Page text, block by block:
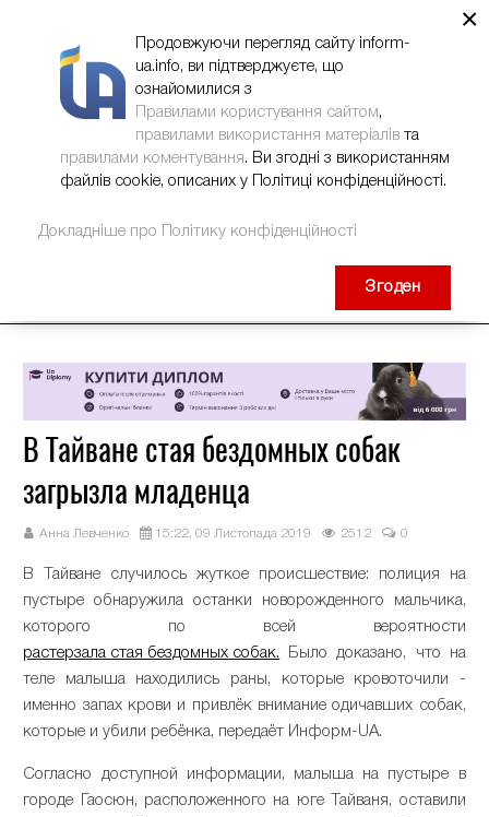
В Тайване стая бездомных собак
загрызла младенца
Анна Левченко 15:22, 09 Листопада 2019 2512 0
В Тайване случилось жуткое происшествие: полиция на
пустыре обнаружила останки новорожденного мальчика,
которого по всей вероятности
растерзала стая бездомных собак. Было доказано, что на
теле малыша находились раны, которые кровоточили -
именно запах крови и привлёк внимание одичавших собак,
которые и убили ребёнка, передаёт Информ-UA.
Согласно доступной информации, малыша на пустыре в
городе Гаосюн, расположенного на юге Тайваня, оставили
×
Продовжуючи перегляд сайту inform-
ua.info, ви підтверджуєте, що
ознайомилися з
Правилами користування сайтом,
правилами використання матеріалів та
правилами коментування. Ви згодні з використанням
файлів cookie, описаних у Політиці конфіденційності.
Докладніше про Політику конфіденційності
Згоден